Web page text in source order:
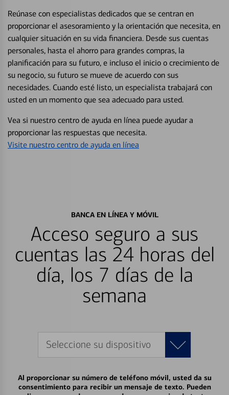
Reúnase con especialistas dedicados que se centran en
proporcionar el asesoramiento y la orientación que necesita, en
cualquier situación en su vida financiera. Desde sus cuentas
personales, hasta el ahorro para grandes compras, la
planificación para su futuro, e incluso el inicio o crecimiento de
su negocio, su futuro se mueve de acuerdo con sus
necesidades. Cuando esté listo, un especialista trabajará con
usted en un momento que sea adecuado para usted.
Vea si nuestro centro de ayuda en línea puede ayudar a
proporcionar las respuestas que necesita.
Visite nuestro centro de ayuda en línea
BANCA EN LÍNEA Y MÓVIL
Acceso seguro a sus
cuentas las 24 horas del
día, los 7 días de la
semana
Seleccione su dispositivo
Al proporcionar su número de teléfono móvil, usted da su
consentimiento para recibir un mensaje de texto. Pueden